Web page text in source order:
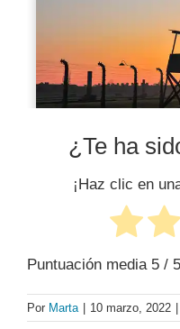
¿Te ha
¡Haz clic en
Puntuación media 5 /
Por Marta | 10 marzo, 2022 |